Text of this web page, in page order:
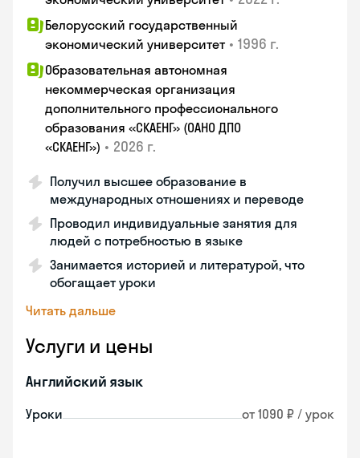
Белорусский государственный
экономический университет • 1996 г.
Образовательная автономная
некоммерческая организация
дополнительного профессионального
образования «СКАЕНГ» (ОАНО ДПО
«СКАЕНГ») • 2026 г.
Получил высшее образование в
международных отношениях и переводе
Проводил индивидуальные занятия для
людей с потребностью в языке
Занимается историей и литературой, что
обогащает уроки
Читать дальше
Услуги и цены
Английский язык
Уроки от 1090 ₽ / урок